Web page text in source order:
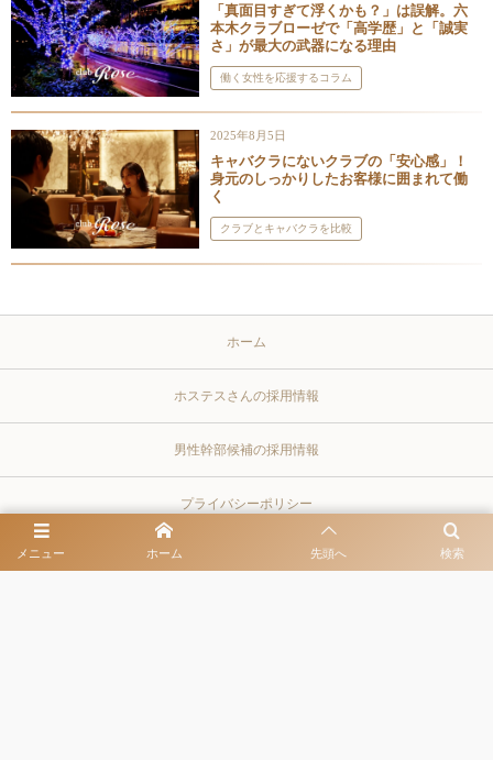
「真面目すぎて浮くかも？」は誤解。六
本木クラブローゼで「高学歴」と「誠実
さ」が最大の武器になる理由
働く女性を応援するコラム
2025年8月5日
キャバクラにないクラブの「安心感」！
身元のしっかりしたお客様に囲まれて働
く
クラブとキャバクラを比較
ホーム
ホステスさんの採用情報
男性幹部候補の採用情報
プライバシーポリシー
同伴出勤・お客様とよく訪れるレストラン
メニュー 検索
ホーム 先頭へ